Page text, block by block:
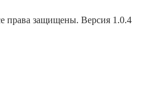
права защищены. Версия 1.0.4